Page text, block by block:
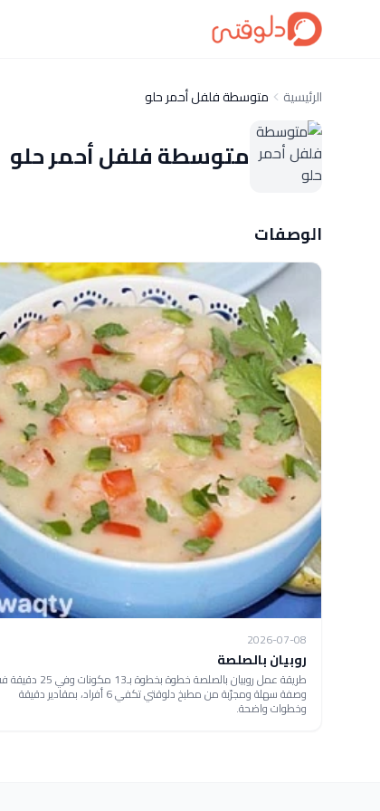
الرئيسية متوسطة فلفل أحمر حلو
متوسطة فلفل أحمر حلو
الوصفات
2026-07-08
روبيان بالصلصة
طريقة عمل روبيان بالصلصة خطوة بخطوة بـ13
وصفة سهلة ومجرّبة من مطبخ دلوقتي تكفي 6 أفراد، بمقادير دقيقة
وخطوات واضحة.